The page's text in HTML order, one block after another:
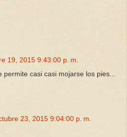
19, 2015 9:43:00 p. m.
casi casi mojarse los pies...
23, 2015 9:04:00 p. m.